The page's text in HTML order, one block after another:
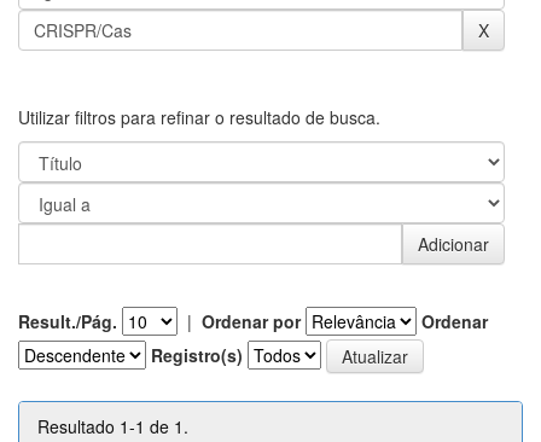
Utilizar filtros para refinar o resultado de busca.
Result./Pág. | Ordenar por
Ordenar
Registro(s)
Resultado 1-1 de 1.